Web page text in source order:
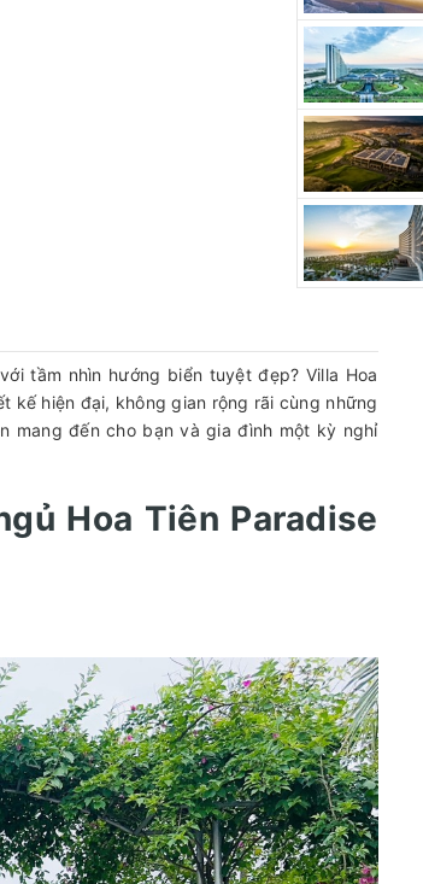
tầm nhìn hướng biển tuyệt đẹp? Villa Hoa
kế hiện đại, không gian rộng rãi cùng những
mang đến cho bạn và gia đình một kỳ nghỉ
Hoa Tiên Paradise